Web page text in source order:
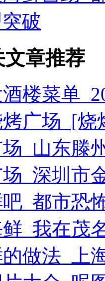
破
章推荐
楼菜单
广场_[
_山东滕
_深圳市
_都市恐
_我在茂
做法_上